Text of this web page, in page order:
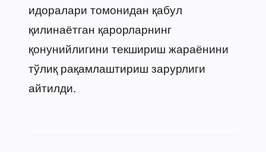
идоралари томонидан қабул
қилинаётган қарорларнинг
қонунийлигини текшириш жараёнини
тўлиқ рақамлаштириш зарурлиги
айтилди.